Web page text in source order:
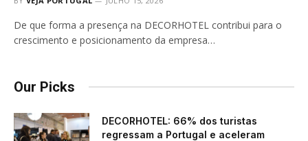
De que forma a presença na DECORHOTEL contribui para o
crescimento e posicionamento da empresa…
Our Picks
DECORHOTEL: 66% dos turistas
regressam a Portugal e aceleram